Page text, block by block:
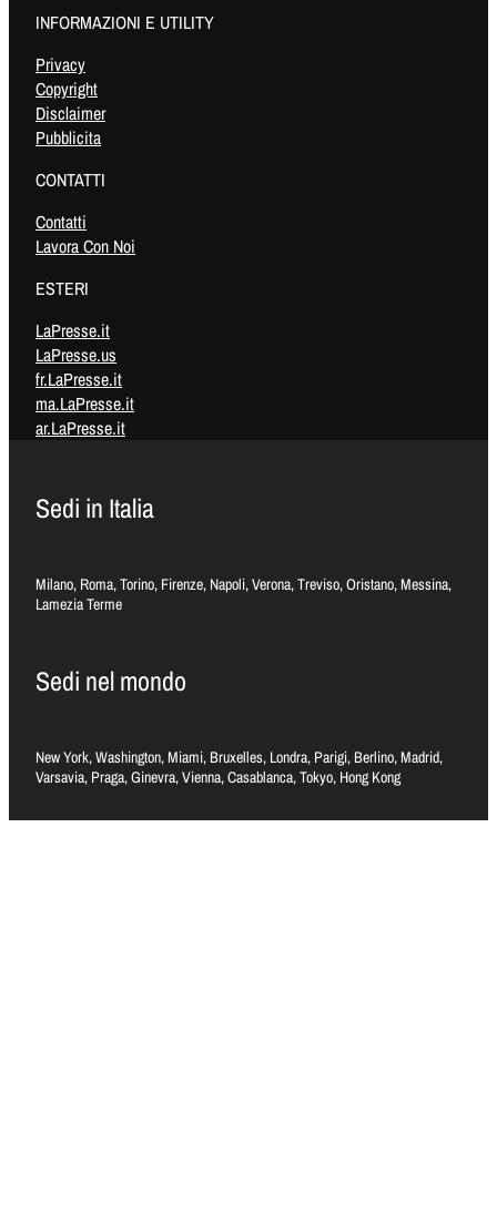
INFORMAZIONI E UTILITY
Privacy
Copyright
Disclaimer
Pubblicita
CONTATTI
Contatti
Lavora Con Noi
ESTERI
LaPresse.it
LaPresse.us
fr.LaPresse.it
ma.LaPresse.it
ar.LaPresse.it
Sedi in Italia
Milano, Roma, Torino, Firenze, Napoli, Verona, Treviso, Oristano, Messina,
Lamezia Terme
Sedi nel mondo
New York, Washington, Miami, Bruxelles, Londra, Parigi, Berlino, Madrid,
Varsavia, Praga, Ginevra, Vienna, Casablanca, Tokyo, Hong Kong